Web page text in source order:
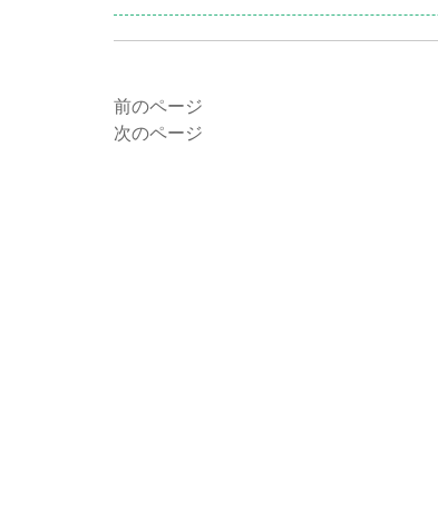
前のページ
次のページ